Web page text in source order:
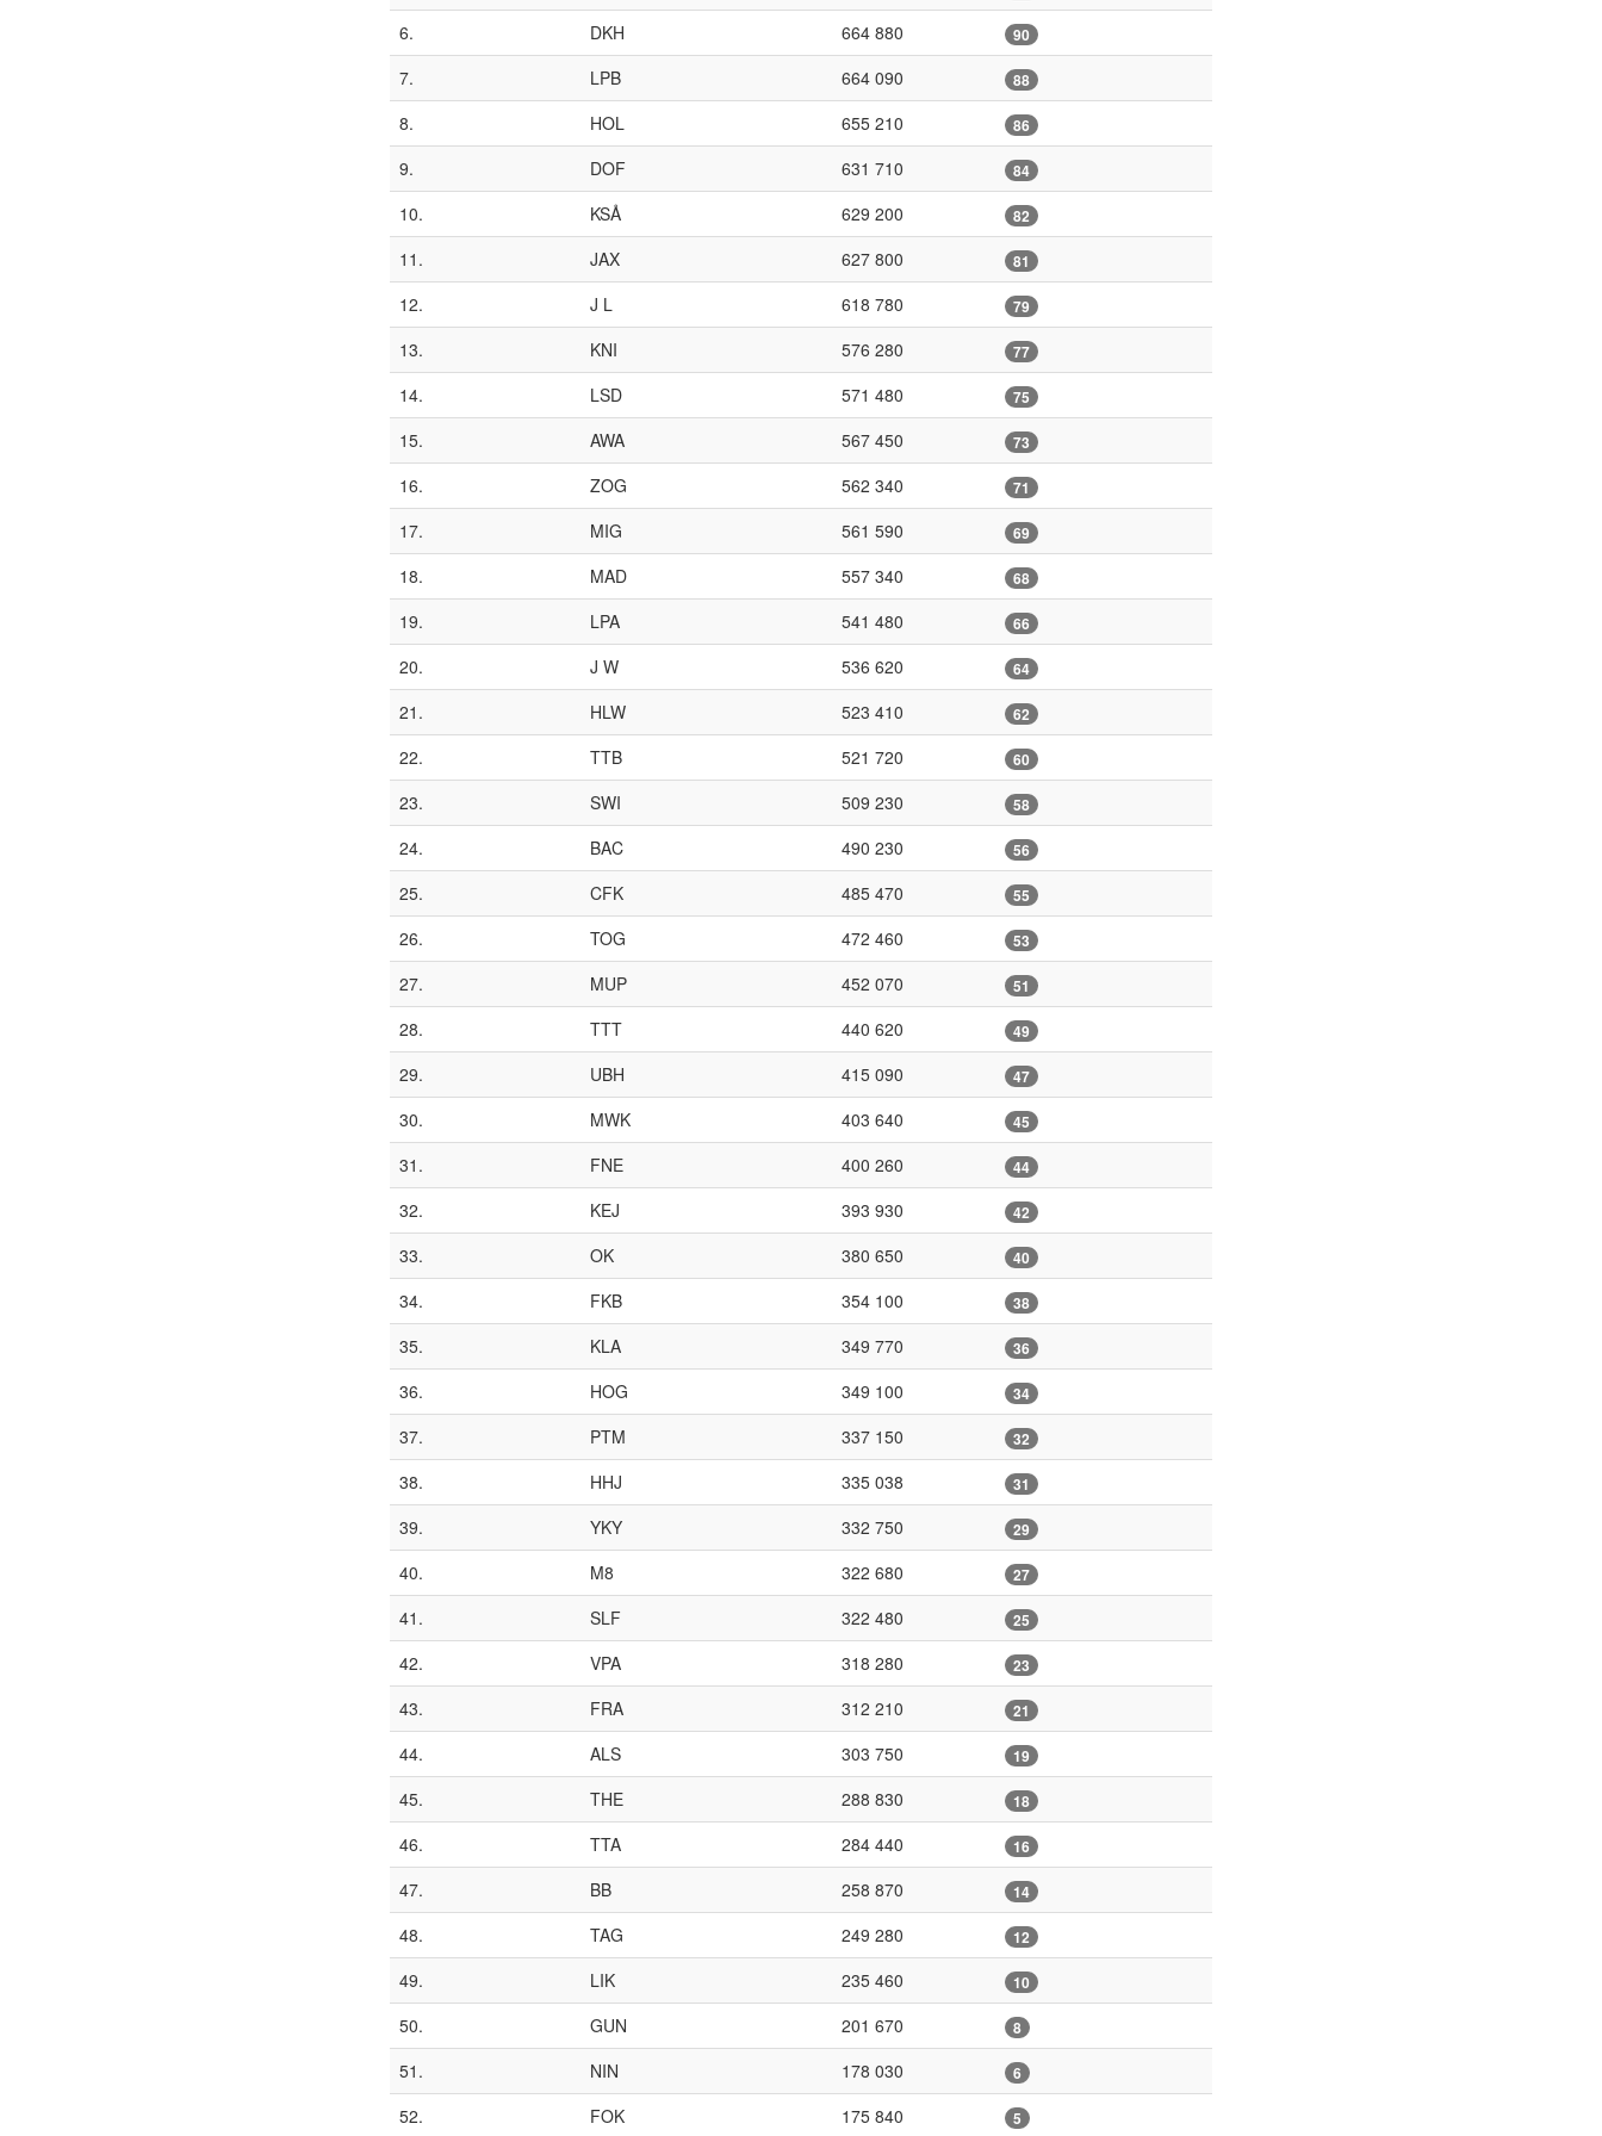
6. DKH 664 880 90
7. LPB 664 090 88
8. HOL 655 210 86
9. DOF 631 710 84
10. KSÅ 629 200 82
11. JAX 627 800 81
12. J L 618 780 79
13. KNI 576 280 77
14. LSD 571 480 75
15. AWA 567 450 73
16. ZOG 562 340 71
17. MIG 561 590 69
18. MAD 557 340 68
19. LPA 541 480 66
20. J W 536 620 64
21. HLW 523 410 62
22. TTB 521 720 60
23. SWI 509 230 58
24. BAC 490 230 56
25. CFK 485 470 55
26. TOG 472 460 53
27. MUP 452 070 51
28. TTT 440 620 49
29. UBH 415 090 47
30. MWK 403 640 45
31. FNE 400 260 44
32. KEJ 393 930 42
33. OK 380 650 40
34. FKB 354 100 38
35. KLA 349 770 36
36. HOG 349 100 34
37. PTM 337 150 32
38. HHJ 335 038 31
39. YKY 332 750 29
40. M8 322 680 27
41. SLF 322 480 25
42. VPA 318 280 23
43. FRA 312 210 21
44. ALS 303 750 19
45. THE 288 830 18
46. TTA 284 440 16
47. BB 258 870 14
48. TAG 249 280 12
49. LIK 235 460 10
50. GUN 201 670 8
51. NIN 178 030 6
52. FOK 175 840 5